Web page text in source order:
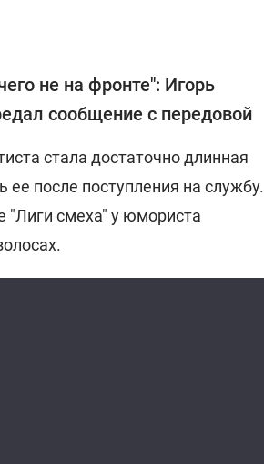
не на фронте": Игорь
сообщение с передовой
стала достаточно длинная
после поступления на службу.
"Лиги смеха" у юмориста